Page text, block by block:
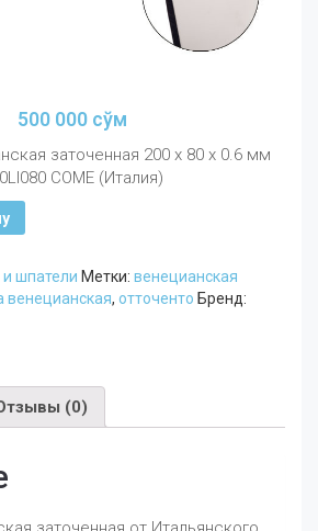
500 000 сўм
заточенная 200 х 80 х 0.6 мм
COME (Италия)
шпатели Метки: венецианская
венецианская, отточенто Бренд:
(0)